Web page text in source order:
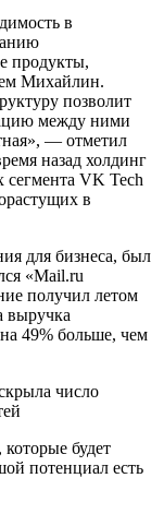
в
продукты,
Михайлин.
позволит
между ними
— отметил
назад холдинг
VK Tech
в
для бизнеса, был
«Mail.ru
получил летом
выручка
49% больше, чем
число
будет
потенциал есть